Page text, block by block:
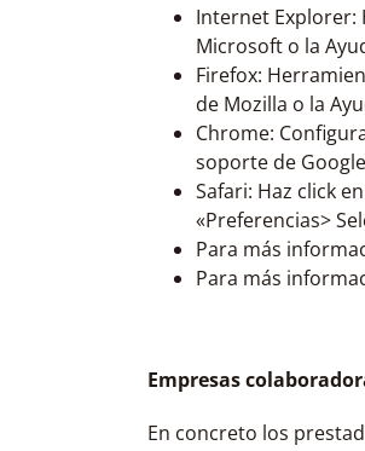
Internet Explorer:
Microsoft o la
Firefox:
de Mozilla o la
Chrome:
soporte de
Safari: Haz click
«Preferencias>
Para más
Para más
Empresas
En concreto los